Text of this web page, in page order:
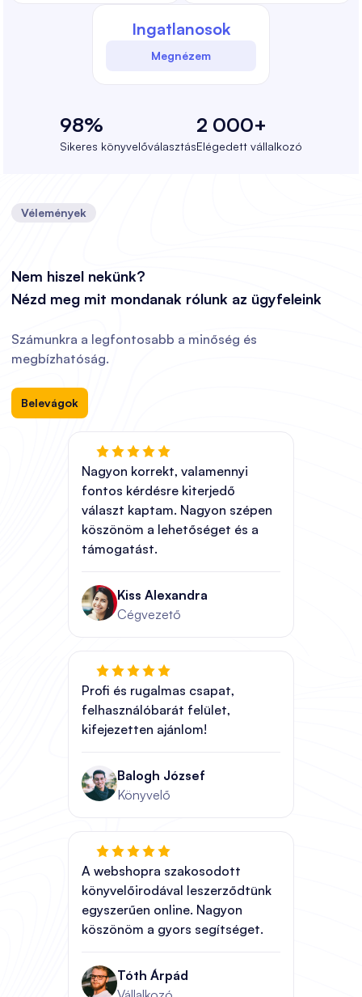
Ingatlanosok
Megnézem
98%
Sikeres könyvelőválasztás
2 000+
Elégedett vállalkozó
Vélemények
Nem hiszel nekünk?
Nézd meg mit mondanak rólunk az ügyfeleink
Számunkra a legfontosabb a minőség és
megbízhatóság.
Belevágok
Nagyon korrekt, valamennyi
fontos kérdésre kiterjedő
választ kaptam. Nagyon szépen
köszönöm a lehetőséget és a
támogatást.
Kiss Alexandra
Cégvezető
Profi és rugalmas csapat,
felhasználóbarát felület,
kifejezetten ajánlom!
Balogh József
Könyvelő
A webshopra szakosodott
könyvelőirodával leszerződtünk
egyszerűen online. Nagyon
köszönöm a gyors segítséget.
Tóth Árpád